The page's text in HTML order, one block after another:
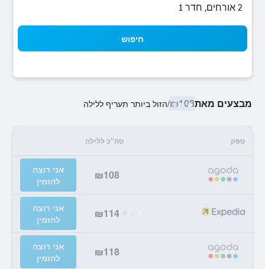
2 אורחים, חדר 1
חיפוש
מבצעים מאת₪108
/הזול ביותר תעריף ללילה
ספק סה"כ ללילה
₪108
אני רוצה
להזמין
₪114
אני רוצה
להזמין
₪118
אני רוצה
להזמין